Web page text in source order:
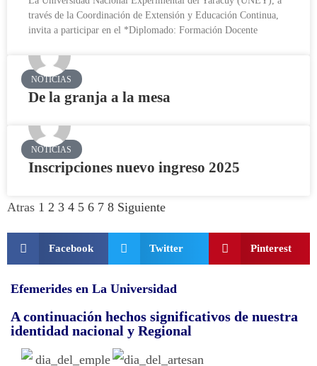
través de la Coordinación de Extensión y Educación Continua,
invita a participar en el *Diplomado: Formación Docente
NOTICIAS
De la granja a la mesa
NOTICIAS
Inscripciones nuevo ingreso 2025
Atras 1 2 3 4 5 6 7 8 Siguiente
Facebook Twitter Pinterest
Efemerides en La Universidad
A continuación hechos significativos de nuestra
identidad nacional y Regional